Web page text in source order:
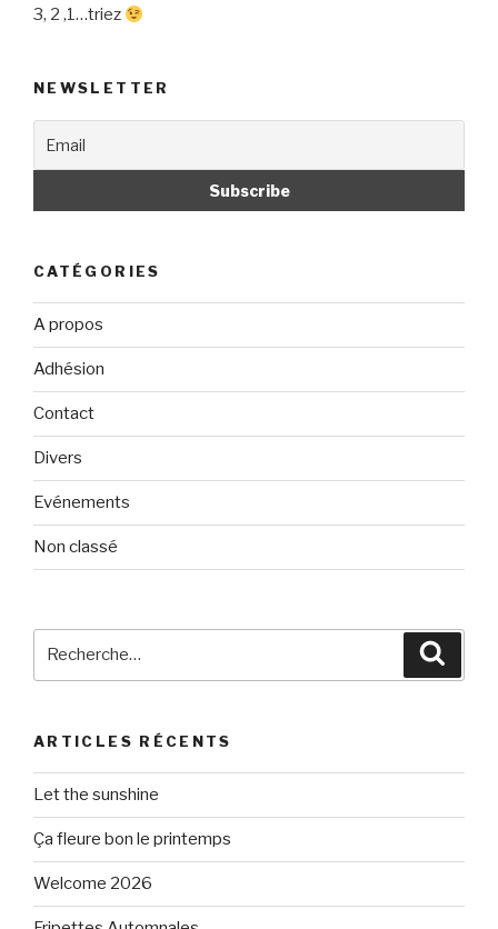
3, 2 ,1…triez
NEWSLETTER
CATÉGORIES
A propos
Adhésion
Contact
Divers
Evénements
Non classé
ARTICLES RÉCENTS
Let the sunshine
Ça fleure bon le printemps
Welcome 2026